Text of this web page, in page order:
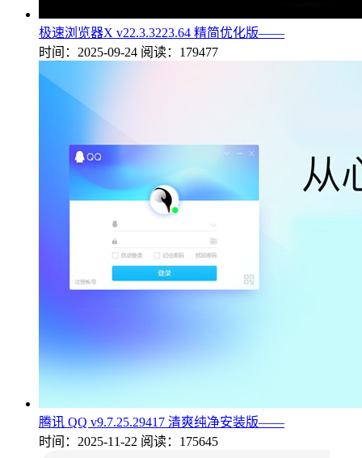
极速浏览器X v22.3.3223.64 精简优化版——
时间：2025-09-24 阅读：179477
腾讯 QQ v9.7.25.29417 清爽纯净安装版——
时间：2025-11-22 阅读：175645